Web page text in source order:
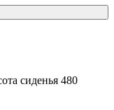
сиденья 480